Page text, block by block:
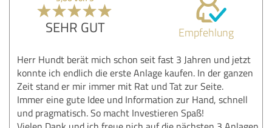
SEHR GUT Empfehlung
Herr Hundt berät mich schon seit fast 3 Jahren und jetzt
konnte ich endlich die erste Anlage kaufen. In der ganzen
Zeit stand er mir immer mit Rat und Tat zur Seite.
Immer eine gute Idee und Information zur Hand, schnell
und pragmatisch. So macht Investieren Spaß!